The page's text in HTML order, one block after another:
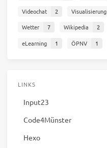
Videochat
2 Visualisierung
Wetter
7 Wikipedia 2
eLearning
1 ÖPNV 1
LINKS
Input23
Code4Münster
Hexo